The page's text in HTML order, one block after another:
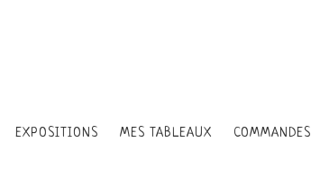
EXPOSITIONS MES TABLEAUX COMMANDES